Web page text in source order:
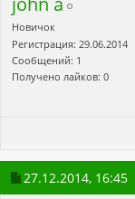
Новичок
Регистрация: 29.06.2014
Сообщений: 1
Получено лайков: 0
27.12.2014, 16:45